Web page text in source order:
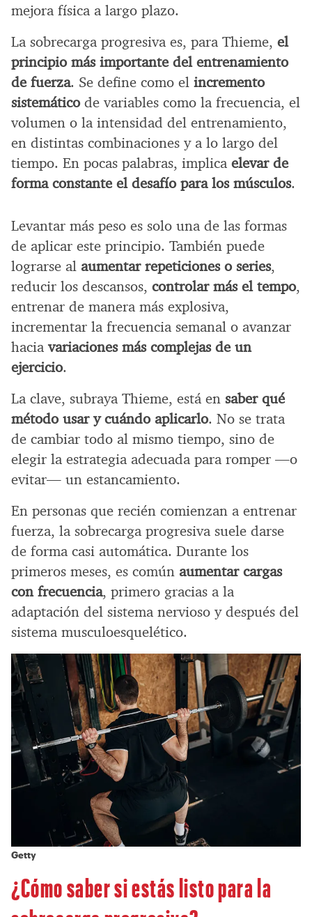
mejora física a largo plazo.
La sobrecarga progresiva es, para Thieme, el
principio más importante del entrenamiento
de fuerza. Se define como el incremento
sistemáticode variables como la frecuencia, el
volumen o la intensidad del entrenamiento,
en distintas combinaciones y a lo largo del
tiempo. En pocas palabras, implica elevar de
forma constante el desafío para los músculos.
Levantar más peso es solo una de las formas
de aplicar este principio. También puede
lograrse al aumentar repeticiones o series,
reducir los descansos, controlar más el tempo,
entrenar de manera más explosiva,
incrementar la frecuencia semanal o avanzar
hacia variaciones más complejas de un
ejercicio.
La clave, subraya Thieme, está en saber qué
método usar y cuándo aplicarlo. No se trata
de cambiar todo al mismo tiempo, sino de
elegir la estrategia adecuada para romper —o
evitar— un estancamiento.
En personas que recién comienzan a entrenar
fuerza, la sobrecarga progresiva suele darse
de forma casi automática. Durante los
primeros meses, es común aumentar cargas
con frecuencia, primero gracias a la
adaptación del sistema nervioso y después del
sistema musculoesquelético.
Getty
¿Cómo saber si estás listo para la